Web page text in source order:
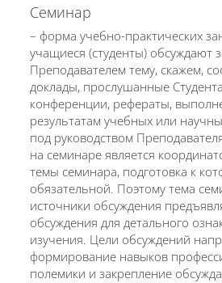
Семинар
– форма учебно-практических
учащиеся (студенты) обсуждают
Преподавателем тему, скажем,
доклады, прослушанные
конференции, рефераты,
результатам учебных или
под руководством
на семинаре является
темы семинара, подготовка к
обязательной. Поэтому тема
источники обсуждения
обсуждения для детального
изучения. Цели обсуждений
формирование навыков
полемики и закрепление